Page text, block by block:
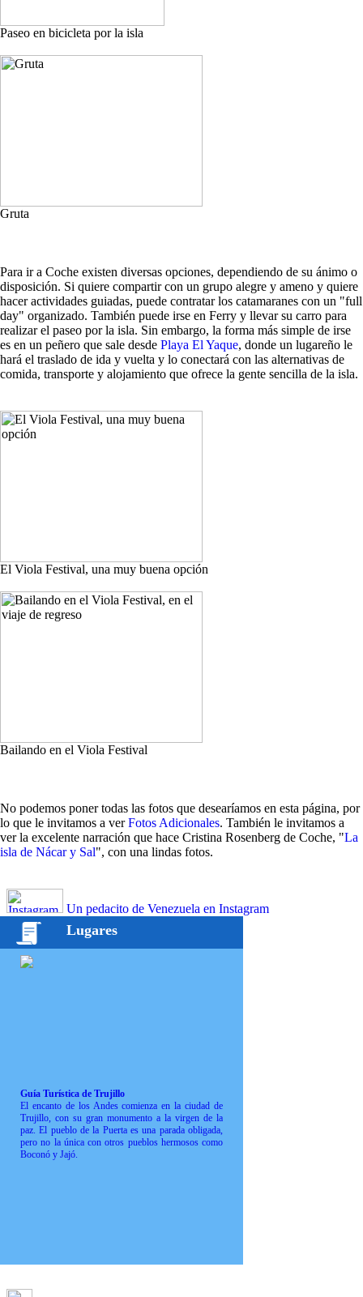
Paseo en bicicleta por la isla
Gruta
Para ir a Coche existen diversas opciones, dependiendo de su ánimo o
disposición. Si quiere compartir con un grupo alegre y ameno y quiere
hacer actividades guiadas, puede contratar los catamaranes con un "full
day" organizado. También puede irse en Ferry y llevar su carro para
realizar el paseo por la isla. Sin embargo, la forma más simple de irse
es en un peñero que sale desde Playa El Yaque, donde un lugareño le
hará el traslado de ida y vuelta y lo conectará con las alternativas de
comida, transporte y alojamiento que ofrece la gente sencilla de la isla.
El Viola Festival, una muy buena opción
Bailando en el Viola Festival
No podemos poner todas las fotos que desearíamos en esta página, por
lo que le invitamos a verFotos Adicionales. También le invitamos a
ver la excelente narración que hace Cristina Rosenberg de Coche, "La
isla de Nácar y Sal", con una lindas fotos.
Un pedacito de Venezuela en Instagram
Lugares
Guía Turística de Trujillo
El encanto de los Andes comienza en la ciudad de
Trujillo, con su gran monumento a la virgen de la
paz. El pueblo de la Puerta es una parada obligada,
pero no la única con otros pueblos hermosos como
Boconó y Jajó.